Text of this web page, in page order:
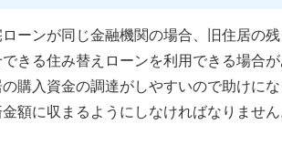
ローンが同じ金融機関の場合、旧住居の
きる住み替えローンを利用できる場合
購入資金の調達がしやすいので助けに
額に収まるようにしなければなりません